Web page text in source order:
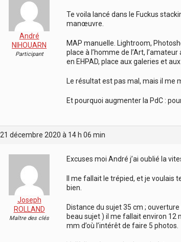
André
NIHOUARN
Participant
Te voila lancé dans le Fuckus
manœuvre.
MAP manuelle. Lightroom,
place à l’homme de l’Art,
en EHPAD, place aux galeries et
Le résultat est pas mal, mais il me
Et pourquoi augmenter la PdC :
21 décembre 2020 à 14 h 06 min
Joseph
ROLLAND
Maître des clés
Excuses moi André j’ai oublié la
Il me fallait le trépied, et je
bien.
Distance du sujet 35 cm ;
beau sujet ) il me fallait environ
mm d’où l’intérêt de faire 5 photos.